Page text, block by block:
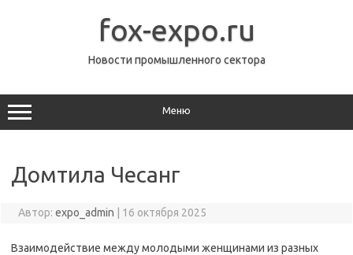
fox-expo.ru
Новости промышленного сектора
Меню
Домтила Чесанг
Автор: expo_admin 16 октября 2025
Взаимодействие между молодыми женщинами из разных